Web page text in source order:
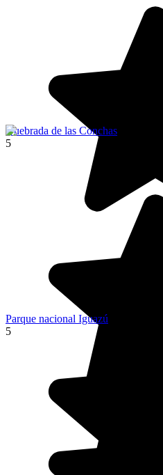
Quebrada de las Conchas
5
Parque nacional Iguazú
5